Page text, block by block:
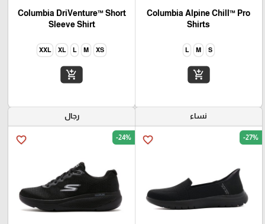
Columbia Alpine Chill™ Pro
Shirts
S
M
L
add_shopping_cart
Columbia DriVenture™ Short
Sleeve Shirt
XS
M
L
XL
XXL
add_shopping_cart
نساء
favorite_border -27%
رجال
favorite_border -24%